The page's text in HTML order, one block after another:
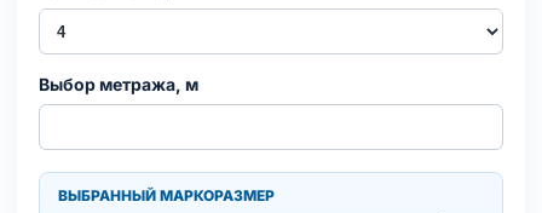
Выбор метража, м
ВЫБРАННЫЙ МАРКОРАЗМЕР